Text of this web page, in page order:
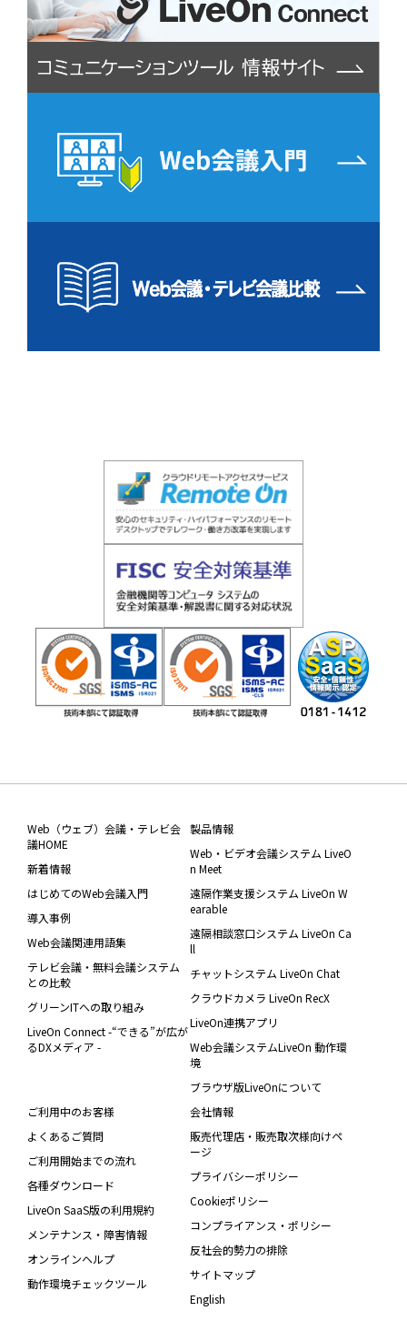
Web（ウェブ）会議・テレビ会
議HOME
新着情報
はじめてのWeb会議入門
導入事例
Web会議関連用語集
テレビ会議・無料会議システム
との比較
グリーンITへの取り組み
LiveOn Connect -“できる”が広が
るDXメディア -
製品情報
Web・ビデオ会議システム LiveO
n Meet
遠隔作業支援システム LiveOn W
earable
遠隔相談窓口システム LiveOn Ca
ll
チャットシステム LiveOn Chat
クラウドカメラ LiveOn RecX
LiveOn連携アプリ
Web会議システムLiveOn 動作環
境
ブラウザ版LiveOnについて
ご利用中のお客様
よくあるご質問
ご利用開始までの流れ
各種ダウンロード
LiveOn SaaS版の利用規約
メンテナンス・障害情報
オンラインヘルプ
動作環境チェックツール
会社情報
販売代理店・販売取次様向けペ
ージ
プライバシーポリシー
Cookieポリシー
コンプライアンス・ポリシー
反社会的勢力の排除
サイトマップ
English